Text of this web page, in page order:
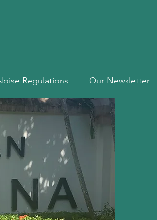
Regulations Our Newsletter